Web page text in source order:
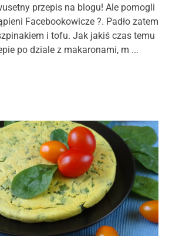
przepis na blogu! Ale pomogli
Facebookowicze ?. Padło zatem
i tofu. Jak jakiś czas temu
po dziale z makaronami, m ...